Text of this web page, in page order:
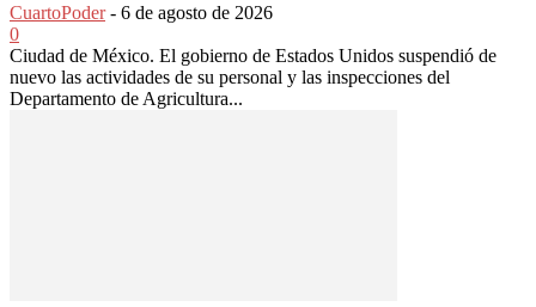
CuartoPoder - 6 de agosto de 2026
0
Ciudad de México. El gobierno de Estados Unidos suspendió de
nuevo las actividades de su personal y las inspecciones del
Departamento de Agricultura...